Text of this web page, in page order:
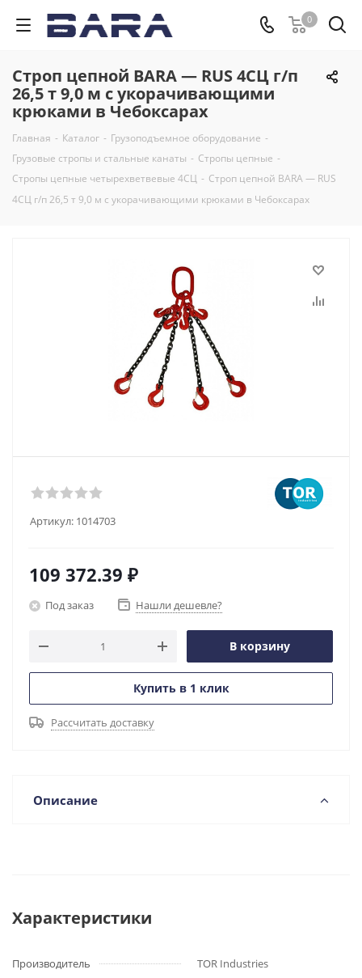
0
Строп цепной BARA — RUS 4СЦ г/п
26,5 т 9,0 м с укорачивающими
крюками в Чебоксарах
Главная - Каталог - Грузоподъемное оборудование -
Грузовые стропы и стальные канаты - Стропы цепные -
Стропы цепные четырехветвевые 4СЦ - Строп цепной BARA — RUS
4СЦ г/п 26,5 т 9,0 м с укорачивающими крюками в Чебоксарах
Артикул: 1014703
109 372.39 ₽
Под заказ Нашли дешевле?
В корзину
Купить в 1 клик
Рассчитать доставку
Описание
Характеристики
Производитель
TOR Industries